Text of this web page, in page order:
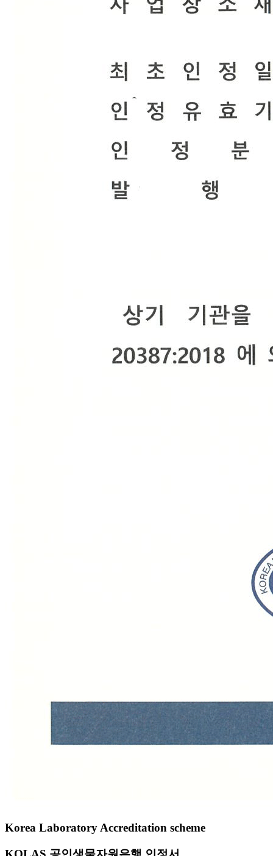
Korea Laboratory Accreditation scheme